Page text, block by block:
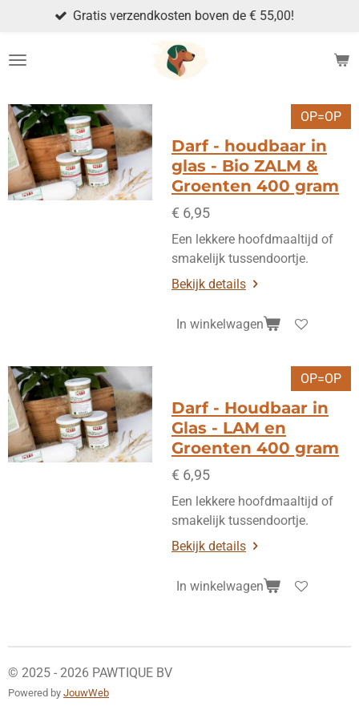
naar
verzendkosten boven de € 55,00!
OP=OP
Darf - houdbaar in
glas - Bio ZALM &
Groenten 400 gram
€ 6,95
Een lekkere hoofdmaaltijd of
smakelijk tussendoortje.
Bekijk details
In winkelwagen
OP=OP
Darf - Houdbaar in
Glas - LAM en
Groenten 400 gram
€ 6,95
Een lekkere hoofdmaaltijd of
smakelijk tussendoortje.
Bekijk details
In winkelwagen
© 2025 - 2026 PAWTIQUE BV
Powered by JouwWeb